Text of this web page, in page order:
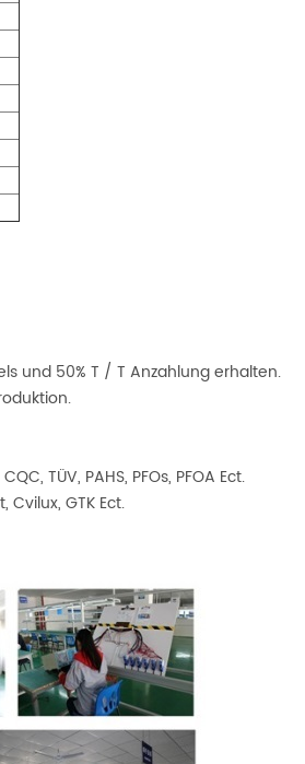
und 50% T / T Anzahlung erhalten.
TÜV, PAHS, PFOs, PFOA Ect.
GTK Ect.